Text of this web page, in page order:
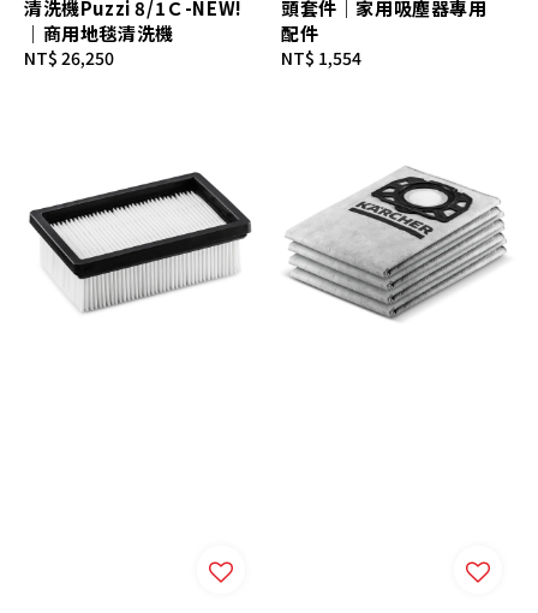
清洗機Puzzi 8/1Ｃ-NEW!
｜商用地毯清洗機
Regular
NT$ 26,250
頭套件｜家用吸塵器專用
配件
Regular
NT$ 1,554